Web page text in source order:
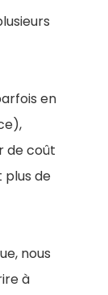
en
de coût
plus de
nous
à